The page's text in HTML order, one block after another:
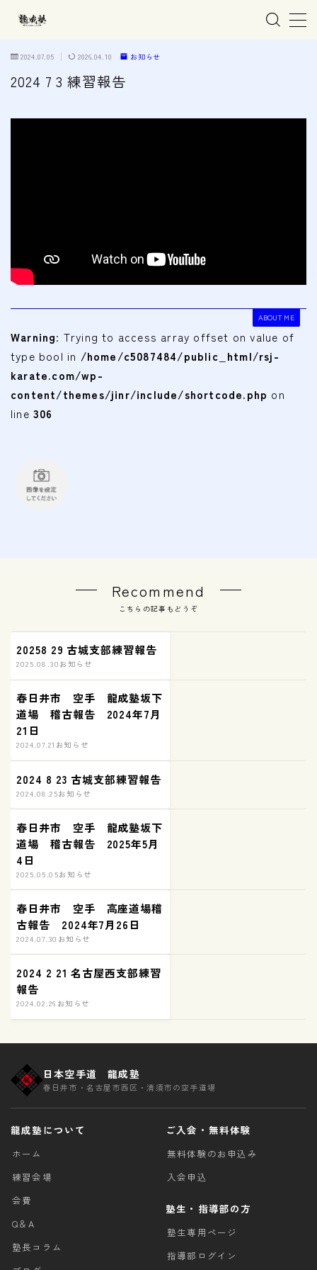
MENU
清須市の道場
無料体験
入会申込
塾長より
指導部紹介
2024.07.05 2026.04.10 お知らせ
2024 7 3 練習報告
ABOUT ME
Warning: Trying to access array offset on value of
type bool in /home/c5087484/public_html/rsj-
karate.com/wp-
content/themes/jinr/include/shortcode.php on
line 306
Recommend
こちらの記事もどうぞ
20258 29 古城支部練習報告
2025.08.30お知らせ
春日井市 空手 龍成塾坂下
道場 稽古報告 2024年7月
21日
2024.07.21 お知らせ
2024 8 23 古城支部練習報告
2024.08.25お知らせ
春日井市 空手 龍成塾坂下
道場 稽古報告 2025年5月
4日
2025.05.05お知らせ
春日井市 空手 高座道場稽
古報告 2024年7月26日
2024.07.30 お知らせ
2024 2 21 名古屋西支部練習
報告
2024.02.26 お知らせ
日本空手道 龍成塾
春日井市・名古屋市西区・清須市の空手道場
龍成塾について
ホーム
練習会場
会費
Q＆A
塾長コラム
ご入会・無料体験
無料体験のお申込み
入会申込
塾生・指導部の方
塾生専用ページ
指導部ログイン